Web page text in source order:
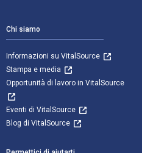
Chi siamo
Informazioni su VitalSource
Stampa e media
Opportunità di lavoro in VitalSource
Eventi di VitalSource
Blog di VitalSource